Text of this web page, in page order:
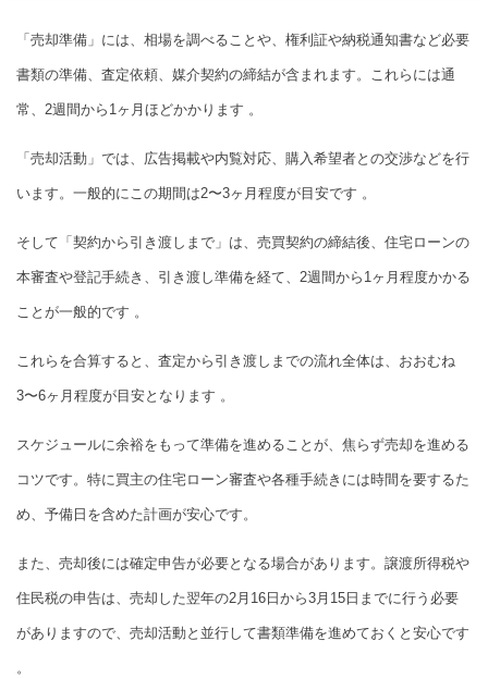
「売却準備」には、相場を調べることや、権利証や納税通知書など必要
書類の準備、査定依頼、媒介契約の締結が含まれます。これらには通
常、2週間から1ヶ月ほどかかります 。
「売却活動」では、広告掲載や内覧対応、購入希望者との交渉などを行
います。一般的にこの期間は2〜3ヶ月程度が目安です 。
そして「契約から引き渡しまで」は、売買契約の締結後、住宅ローンの
本審査や登記手続き、引き渡し準備を経て、2週間から1ヶ月程度かかる
ことが一般的です 。
これらを合算すると、査定から引き渡しまでの流れ全体は、おおむね
3〜6ヶ月程度が目安となります 。
スケジュールに余裕をもって準備を進めることが、焦らず売却を進める
コツです。特に買主の住宅ローン審査や各種手続きには時間を要するた
め、予備日を含めた計画が安心です。
また、売却後には確定申告が必要となる場合があります。譲渡所得税や
住民税の申告は、売却した翌年の2月16日から3月15日までに行う必要
がありますので、売却活動と並行して書類準備を進めておくと安心です
。